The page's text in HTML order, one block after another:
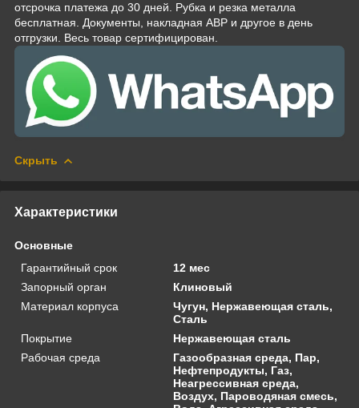
отсрочка платежа до 30 дней. Рубка и резка металла
бесплатная. Документы, накладная АВР и другое в день
отгрузки. Весь товар сертифицирован.
Скрыть
Характеристики
Основные
Гарантийный срок
12 мес
Запорный орган
Клиновый
Материал корпуса
Чугун, Нержавеющая сталь,
Сталь
Покрытие
Нержавеющая сталь
Рабочая среда
Газообразная среда, Пар,
Нефтепродукты, Газ,
Неагрессивная среда,
Воздух, Пароводяная смесь,